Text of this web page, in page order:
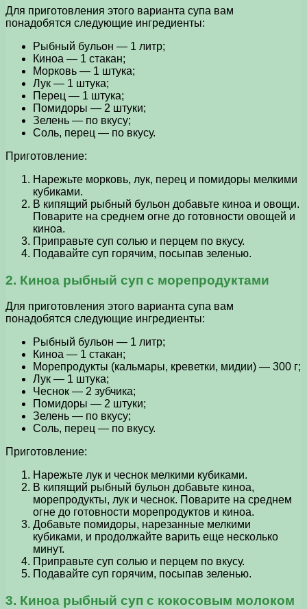
Для приготовления этого варианта супа вам
понадобятся следующие ингредиенты:
Рыбный бульон — 1 литр;
Киноа — 1 стакан;
Морковь — 1 штука;
Лук — 1 штука;
Перец — 1 штука;
Помидоры — 2 штуки;
Зелень — по вкусу;
Соль, перец — по вкусу.
Приготовление:
Нарежьте морковь, лук, перец и помидоры мелкими
кубиками.
В кипящий рыбный бульон добавьте киноа и овощи.
Поварите на среднем огне до готовности овощей и
киноа.
Приправьте суп солью и перцем по вкусу.
Подавайте суп горячим, посыпав зеленью.
2. Киноа рыбный суп с морепродуктами
Для приготовления этого варианта супа вам
понадобятся следующие ингредиенты:
Рыбный бульон — 1 литр;
Киноа — 1 стакан;
Морепродукты (кальмары, креветки, мидии) — 300 г;
Лук — 1 штука;
Чеснок — 2 зубчика;
Помидоры — 2 штуки;
Зелень — по вкусу;
Соль, перец — по вкусу.
Приготовление:
Нарежьте лук и чеснок мелкими кубиками.
В кипящий рыбный бульон добавьте киноа,
морепродукты, лук и чеснок. Поварите на среднем
огне до готовности морепродуктов и киноа.
Добавьте помидоры, нарезанные мелкими
кубиками, и продолжайте варить еще несколько
минут.
Приправьте суп солью и перцем по вкусу.
Подавайте суп горячим, посыпав зеленью.
3. Киноа рыбный суп с кокосовым молоком